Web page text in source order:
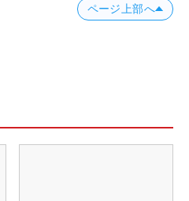
ページ上部へ